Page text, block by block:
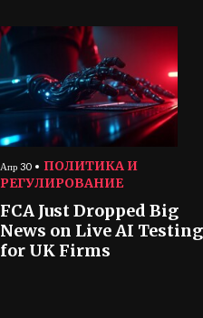
Апр 30
ПОЛИТИКА И
РЕГУЛИРОВАНИЕ
FCA Just Dropped Big
News on Live AI Testing
for UK Firms